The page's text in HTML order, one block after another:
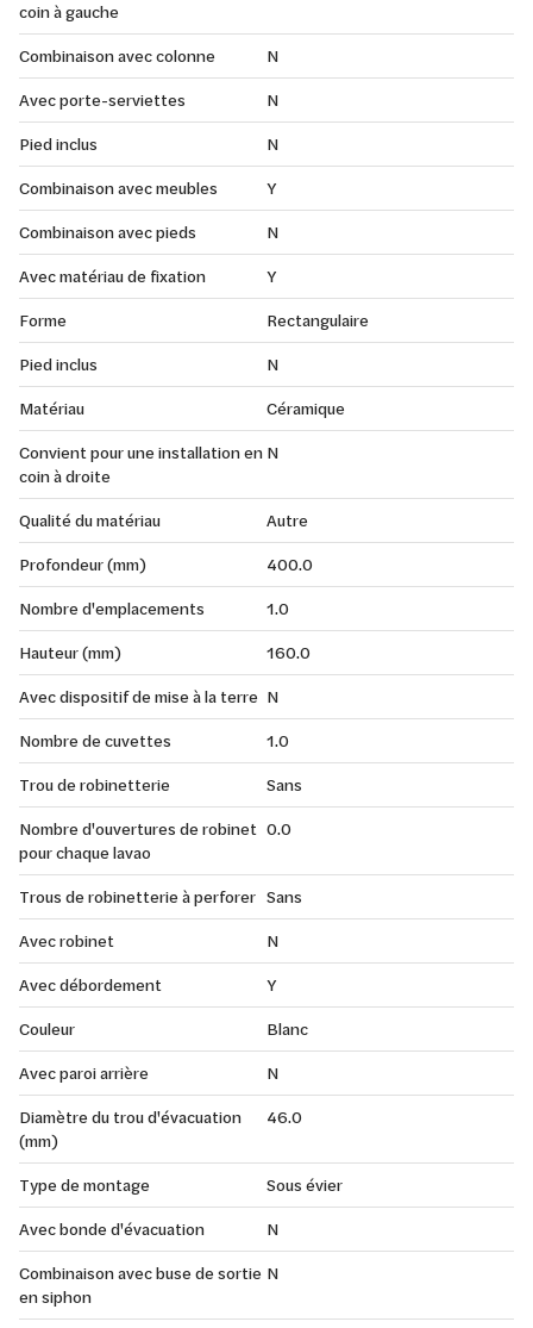
coin à gauche
Combinaison avec colonne
N
Avec porte-serviettes
N
Pied inclus
N
Combinaison avec meubles
Y
Combinaison avec pieds
N
Avec matériau de fixation
Y
Forme
Rectangulaire
Pied inclus
N
Matériau
Céramique
Convient pour une installation en
coin à droite
N
Qualité du matériau
Autre
Profondeur (mm)
400.0
Nombre d'emplacements
1.0
Hauteur (mm)
160.0
Avec dispositif de mise à la terre N
Nombre de cuvettes
1.0
Trou de robinetterie
Sans
Nombre d'ouvertures de robinet
pour chaque lavao
0.0
Trous de robinetterie à perforer Sans
Avec robinet
N
Avec débordement
Y
Couleur
Blanc
Avec paroi arrière
N
Diamètre du trou d'évacuation
(mm)
46.0
Type de montage
Sous évier
Avec bonde d'évacuation
N
Combinaison avec buse de sortie
en siphon
N